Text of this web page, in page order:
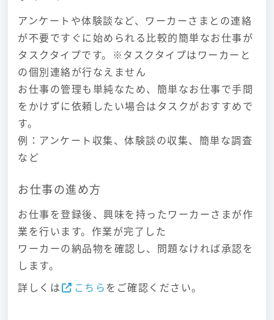
アンケートや体験談など、ワーカーさまとの連絡
が不要ですぐに始められる比較的簡単なお仕事が
タスクタイプです。※タスクタイプはワーカーと
の個別連絡が行なえません
お仕事の管理も単純なため、簡単なお仕事で手間
をかけずに依頼したい場合はタスクがおすすめで
す。
例：アンケート収集、体験談の収集、簡単な調査
など
お仕事の進め方
お仕事を登録後、興味を持ったワーカーさまが作
業を行います。作業が完了した
ワーカーの納品物を確認し、問題なければ承認を
します。
詳しくは
こちらをご確認ください。